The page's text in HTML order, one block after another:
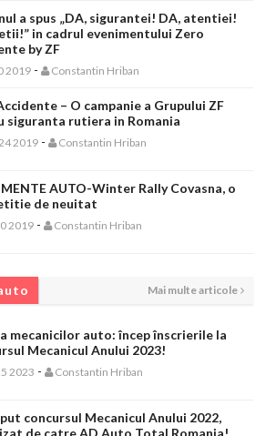
a spus „DA, sigurantei! DA, atentiei!
in cadrul evenimentului Zero
by ZF
2019 - Constantin Hriban
– O campanie a Grupului ZF
siguranta rutiera in Romania
2019 - Constantin Hriban
AUTO-Winter Rally Covasna, o
de neuitat
2019 - Constantin Hriban
Mai multe articole
mecanicilor auto: încep înscrierile la
Mecanicul Anului 2023!
2023 - Constantin Hriban
concursul Mecanicul Anului 2022,
de catre AD Auto Total Romania!